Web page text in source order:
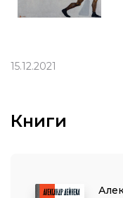
15.12.2021
Книги